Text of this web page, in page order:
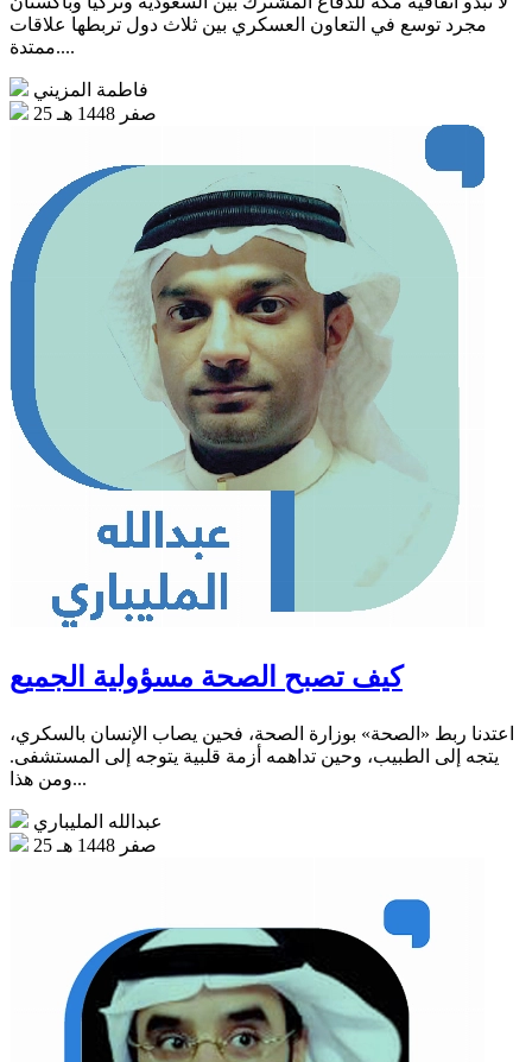
مجرد توسع في التعاون العسكري بين ثلاث دول تربطها علاقات
فاطمة المزيني
25 صفر 1448 هـ
كيف تصبح الصحة مسؤولية الجميع
اعتدنا ربط «الصحة» بوزارة الصحة، فحين يصاب الإنسان بالسكري،
يتجه إلى الطبيب، وحين تداهمه أزمة قلبية يتوجه إلى المستشفى.
عبدالله المليباري
25 صفر 1448 هـ